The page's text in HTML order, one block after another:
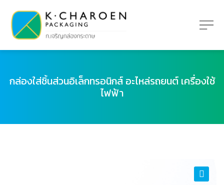
กล่องใส่ชิ้นส่วนอิเล็กทรอนิกส์ อะไหล่รถยนต์ เครื่องใช้
ไฟฟ้า